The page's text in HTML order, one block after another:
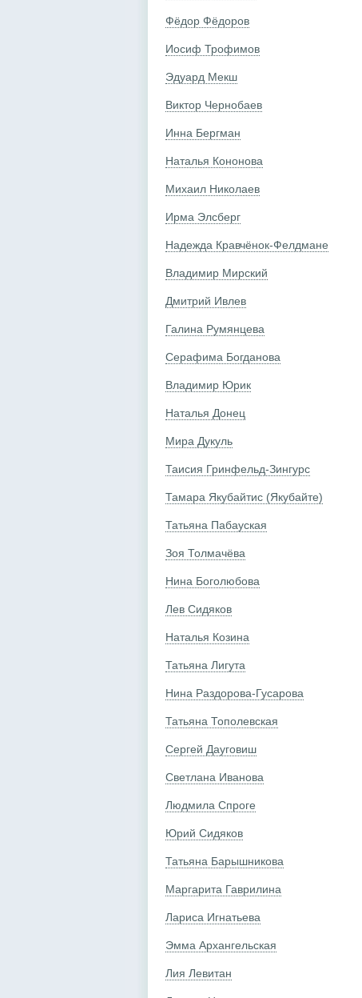
Фёдор Фёдоров
Иосиф Трофимов
Эдуард Мекш
Виктор Чернобаев
Инна Бергман
Наталья Кононова
Михаил Николаев
Ирма Элсберг
Надежда Кравчёнок-Фелдмане
Владимир Мирский
Дмитрий Ивлев
Галина Румянцева
Серафима Богданова
Владимир Юрик
Наталья Донец
Мира Дукуль
Таисия Гринфельд-Зингурс
Тамара Якубайтис (Якубайте)
Татьяна Пабауская
Зоя Толмачёва
Нина Боголюбова
Лев Сидяков
Наталья Козина
Татьяна Лигута
Нина Раздорова-Гусарова
Татьяна Тополевская
Сергей Дауговиш
Светлана Иванова
Людмила Спроге
Юрий Сидяков
Татьяна Барышникова
Маргарита Гаврилина
Лариса Игнатьева
Эмма Архангельская
Лия Левитан